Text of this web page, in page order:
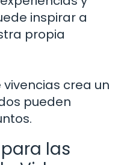
inspirar a
propia
crea un
pueden
las